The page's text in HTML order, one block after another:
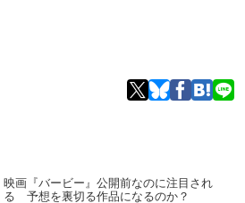
映画『バービー』公開前なのに注目され
る 予想を裏切る作品になるのか？